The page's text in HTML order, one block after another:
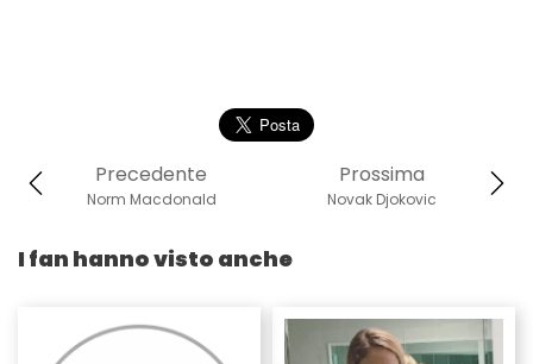
Prossima
Novak Djokovic
Precedente
Norm Macdonald
I fan hanno visto anche